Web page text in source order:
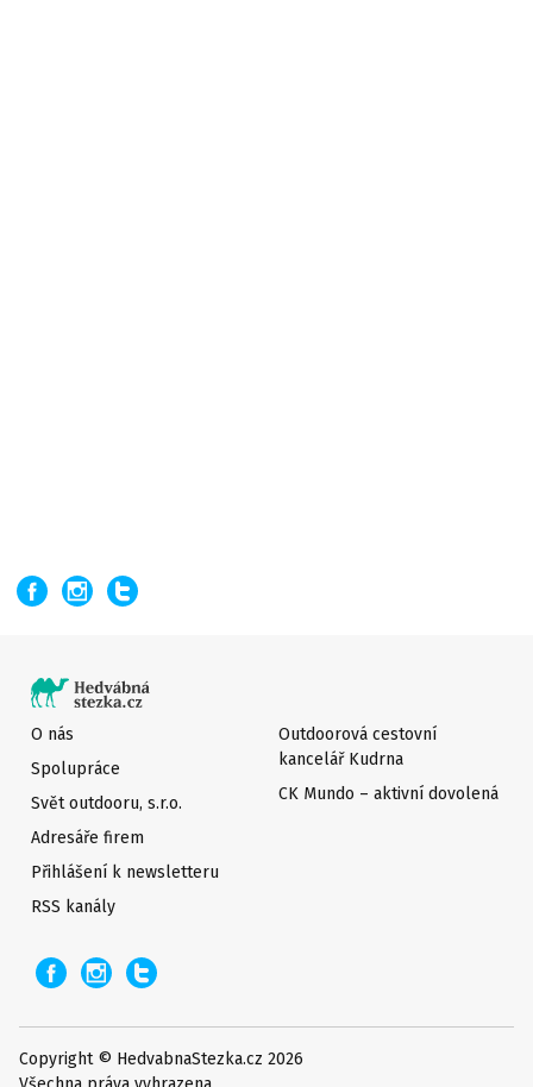
O nás
Spolupráce
Svět outdooru, s.r.o.
Adresáře firem
Přihlášení k newsletteru
Outdoorová cestovní
kancelář Kudrna
CK Mundo – aktivní dovolená
RSS kanály
Copyright © HedvabnaStezka.cz 2026